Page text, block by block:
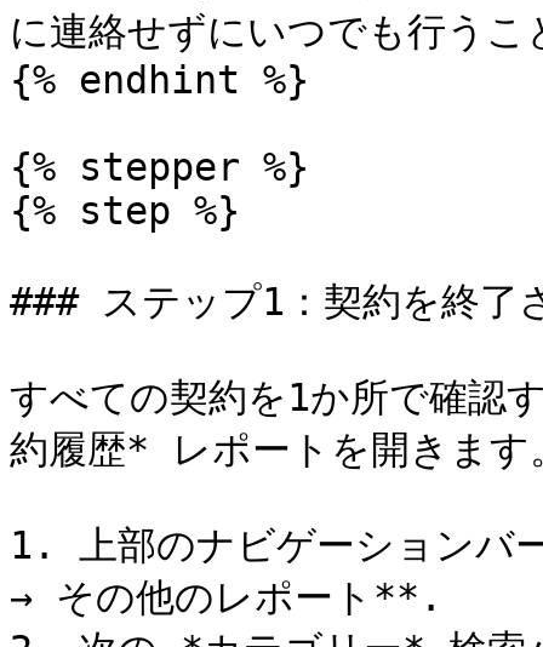
に連絡せずにいつでも行うこ
{% endhint %}
{% stepper %}
{% step %}
### ステップ1：契約を終了
すべての契約を1か所で確
約履歴* レポートを開きます
1. 上部のナビゲーションバ
→ その他のレポート**.